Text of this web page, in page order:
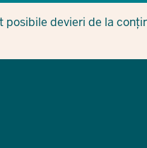
devieri de la